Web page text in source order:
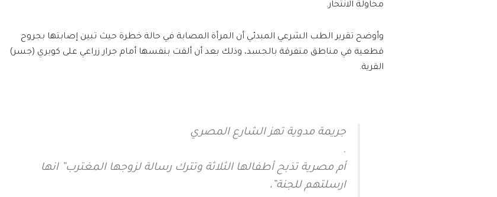
محاولة الانتحار.
وأوضح تقرير الطب الشرعي المبدئي أن المرأة المصابة في حالة خطرة حيث تبين إصابتها بجروح
قطعية في مناطق متفرقة بالجسد، وذلك بعد أن ألقت بنفسها أمام جرار زراعي على كوبري (جسر)
القرية.
جريمة مدوية تهز الشارع المصري
.
أم مصرية تذبح أطفالها الثلاثة وتترك رسالة لزوجها المغترب” انها
ارسلتهم للجنة”،